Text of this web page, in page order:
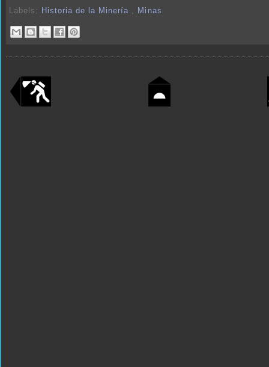
Labels:
Historia de la Minería , Minas